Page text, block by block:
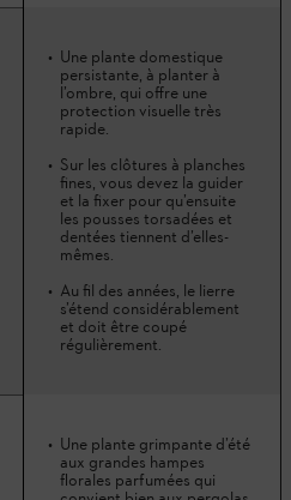
Une plante domestique
persistante, à planter à
l’ombre, qui offre une
protection visuelle très
rapide.
Sur les clôtures à planches
fines, vous devez la guider
et la fixer pour qu’ensuite
les pousses torsadées et
dentées tiennent d’elles-
mêmes.
Au fil des années, le lierre
s’étend considérablement
et doit être coupé
régulièrement.
Une plante grimpante d’été
aux grandes hampes
florales parfumées qui